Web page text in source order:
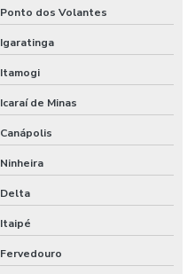
Ponto dos Volantes
Igaratinga
Itamogi
Icaraí de Minas
Canápolis
Ninheira
Delta
Itaipé
Fervedouro